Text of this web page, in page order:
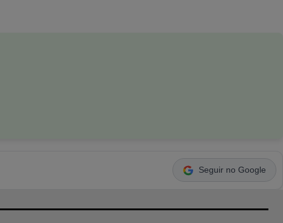
Seguir no Google